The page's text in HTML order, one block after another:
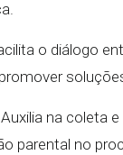
o diálogo
Auxilia na coleta
parental no